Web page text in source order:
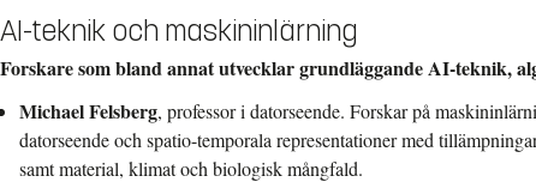
AI-teknik och maskininlärning
Forskare som bland annat utvecklar grundläggande AI-teknik,
Michael Felsberg, professor i datorseende. Forskar på
datorseende och spatio-temporala representationer med
samt material, klimat och biologisk mångfald.